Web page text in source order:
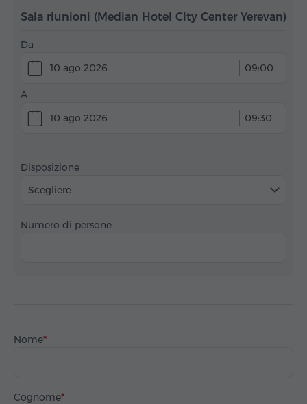
Sala riunioni (Median Hotel City Center Yerevan)
Da
10 ago 2026
09:00
A
10 ago 2026
09:30
Disposizione
Scegliere
Numero di persone
Nome
Cognome